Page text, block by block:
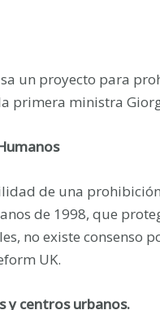
un proyecto para
primera ministra
de una
de 1998, que
no existe consenso
UK.
y centros urbanos.